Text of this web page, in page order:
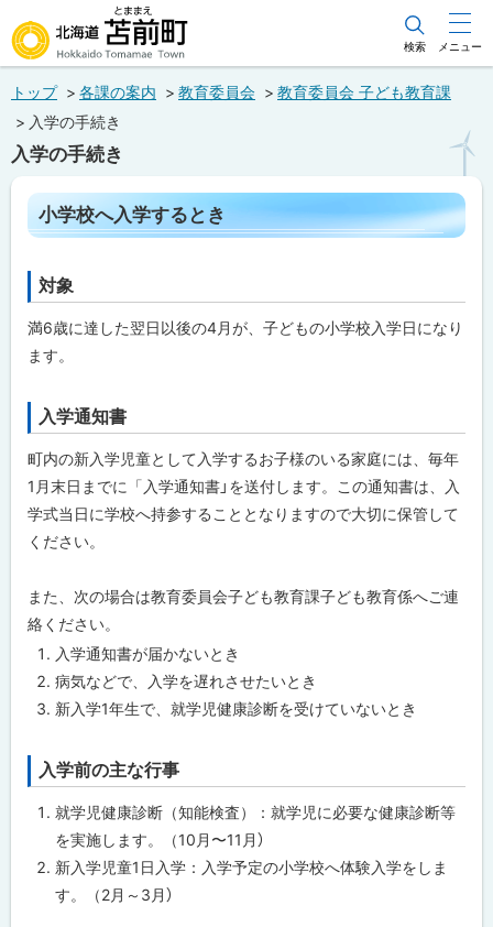
文
メ
ュ
北海道苫前町
Hokkaido Tomamae Town
検索 メニュー
トップ 各課の案内 教育委員会
教育委員会 子ども教育課
入学の手続き
入学の手続き
ペ
ー
ジ
目
次
小
学
校
学
す
と
き
問
合
先
・
担
当
口
小学校へ入学するとき
ト
プ
に
る
対象
満6歳に達した翌日以後の4月が、子どもの小学校入学日になり
ます。
プ
に
戻
る
入学通知書
町内の新入学児童として入学するお子様のいる家庭には、毎年
1月末日までに「入学通知書」を送付します。この通知書は、入
学式当日に学校へ持参することとなりますので大切に保管して
ください。
また、次の場合は教育委員会子ども教育課子ども教育係へご連
絡ください。
入学通知書が届かないとき
病気などで、入学を遅れさせたいとき
新入学1年生で、就学児健康診断を受けていないとき
プ
戻
入学前の主な行事
就学児健康診断（知能検査）：就学児に必要な健康診断等
を実施します。（10月〜11月）
新入学児童1日入学：入学予定の小学校へ体験入学をしま
す。（2月～3月）